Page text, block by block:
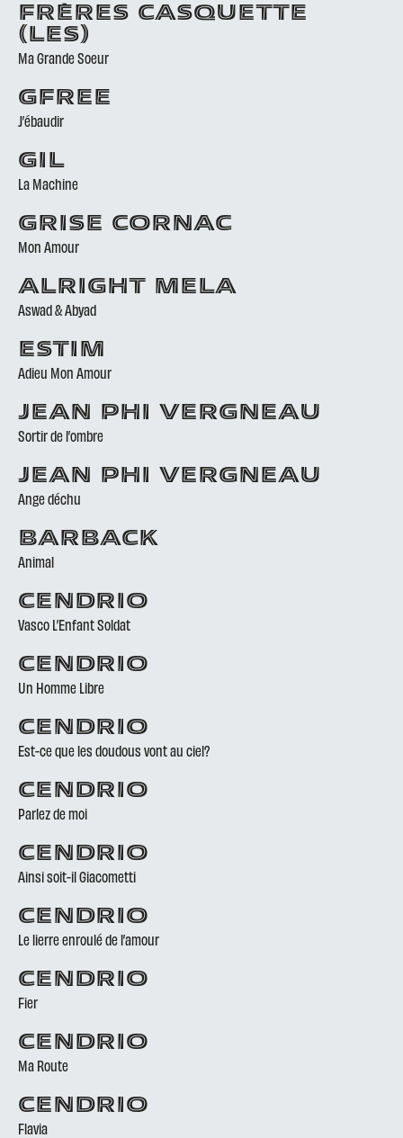
FRÈRES CASQUETTE
(LES)
Ma Grande Soeur
GFREE
J’ébaudir
GIL
La Machine
GRISE CORNAC
Mon Amour
ALRIGHT MELA
Aswad & Abyad
ESTIM
Adieu Mon Amour
JEAN PHI VERGNEAU
Sortir de l’ombre
JEAN PHI VERGNEAU
Ange déchu
BARBACK
Animal
CENDRIO
Vasco L’Enfant Soldat
CENDRIO
Un Homme Libre
CENDRIO
Est-ce que les doudous vont au ciel?
CENDRIO
Parlez de moi
CENDRIO
Ainsi soit-il Giacometti
CENDRIO
Le lierre enroulé de l’amour
CENDRIO
Fier
CENDRIO
Ma Route
CENDRIO
Flavia